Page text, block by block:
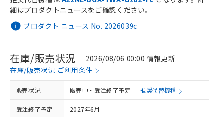
プロダクト ニュース No. 2026039c
細はプロダクトニュースをご確認ください。
在庫/販売状況
2026/08/06 00:00 情報更新
在庫/販売状況 ご利用条件
販売状況 販売中・受注終了予定 推奨代替機種
受注終了予定 2027年6月